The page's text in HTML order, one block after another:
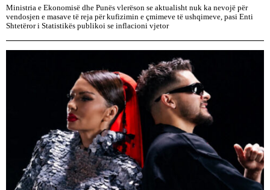
Ministria e Ekonomisë dhe Punës vlerëson se aktualisht nuk ka nevojë për
vendosjen e masave të reja për kufizimin e çmimeve të ushqimeve, pasi Enti
Shtetëror i Statistikës publikoi se inflacioni vjetor